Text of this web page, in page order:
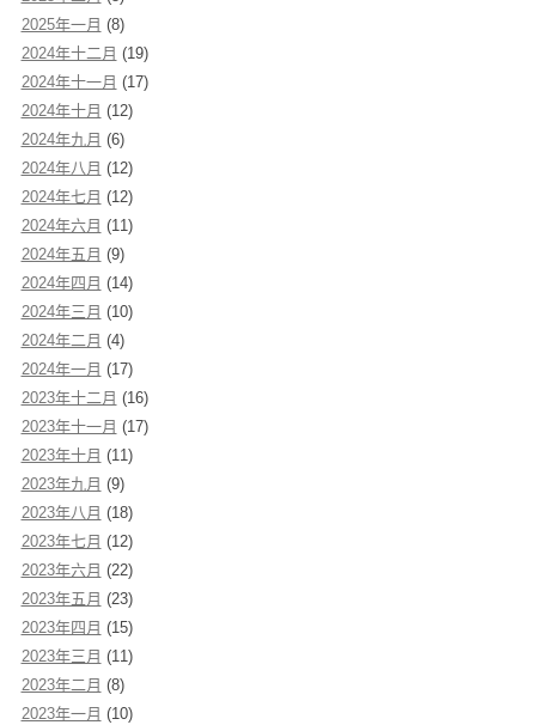
2025年一月 (8)
2024年十二月 (19)
2024年十一月 (17)
2024年十月 (12)
2024年九月 (6)
2024年八月 (12)
2024年七月 (12)
2024年六月 (11)
2024年五月 (9)
2024年四月 (14)
2024年三月 (10)
2024年二月 (4)
2024年一月 (17)
2023年十二月 (16)
2023年十一月 (17)
2023年十月 (11)
2023年九月 (9)
2023年八月 (18)
2023年七月 (12)
2023年六月 (22)
2023年五月 (23)
2023年四月 (15)
2023年三月 (11)
2023年二月 (8)
2023年一月 (10)